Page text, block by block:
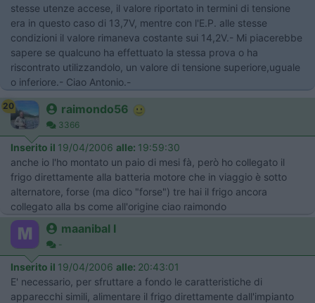
stesse utenze accese, il valore riportato in termini di tensione
era in questo caso di 13,7V, mentre con l'E.P. alle stesse
condizioni il valore rimaneva costante sui 14,2V.- Mi piacerebbe
sapere se qualcuno ha effettuato la stessa prova o ha
riscontrato utilizzandolo, un valore di tensione superiore,uguale
o inferiore.- Ciao Antonio.-
20 raimondo56
3366
Inserito il 19/04/2006 alle: 19:59:30
anche io l'ho montato un paio di mesi fà, però ho collegato il
frigo direttamente alla batteria motore che in viaggio è sotto
alternatore, forse (ma dico "forse") tre hai il frigo ancora
collegato alla bs come all'origine ciao raimondo
maanibal I
-
Inserito il 19/04/2006 alle: 20:43:01
E' necessario, per sfruttare a fondo le caratteristiche di
apparecchi simili, alimentare il frigo direttamente dall'impianto